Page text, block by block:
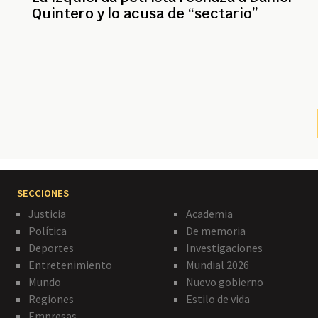
Quintero y lo acusa de “sectario”
SECCIONES
Justicia
Política
Deportes
Entretenimiento
Mundo
Regiones
Academia
De memoria
Investigaciones
Mundial 2026
Nuevo gobierno
Estilo de vida